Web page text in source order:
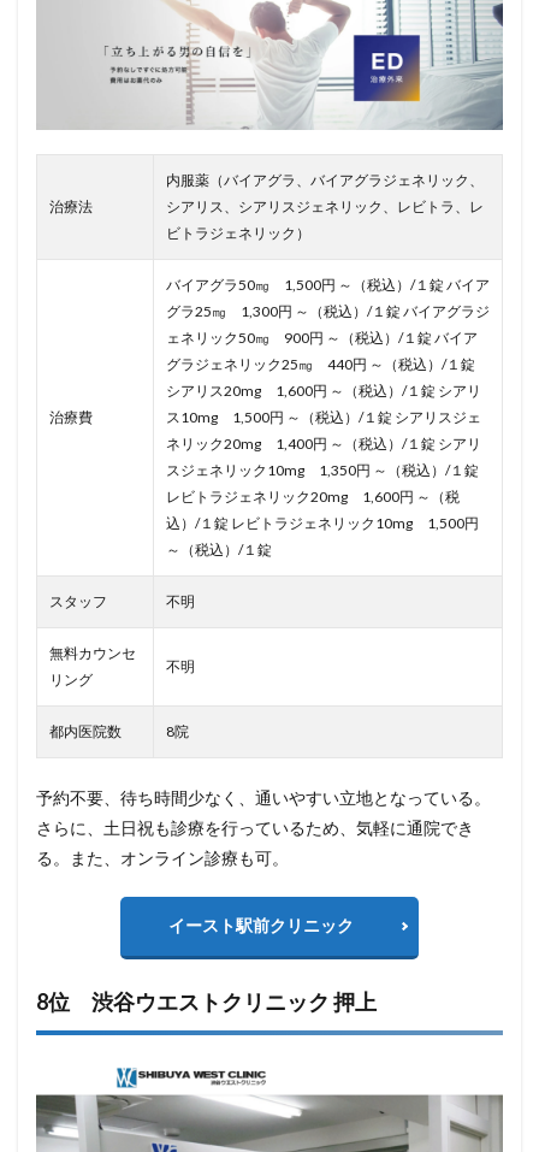
治療法
内服薬（バイアグラ、バイアグラジェネリック、
シアリス、シアリスジェネリック、レビトラ、レ
ビトラジェネリック）
治療費
バイアグラ50㎎ 1,500円 ～（税込）/１錠 バイア
グラ25㎎ 1,300円 ～（税込）/１錠 バイアグラジ
ェネリック50㎎ 900円 ～（税込）/１錠 バイア
グラジェネリック25㎎ 440円 ～（税込）/１錠
シアリス20mg 1,600円 ～（税込）/１錠 シアリ
ス10mg 1,500円 ～（税込）/１錠 シアリスジェ
ネリック20mg 1,400円 ～（税込）/１錠 シアリ
スジェネリック10mg 1,350円 ～（税込）/１錠
レビトラジェネリック20mg 1,600円 ～（税
込）/１錠 レビトラジェネリック10mg 1,500円
～（税込）/１錠
スタッフ 不明
無料カウンセ
リング
不明
都内医院数 8院
予約不要、待ち時間少なく、通いやすい立地となっている。
さらに、土日祝も診療を行っているため、気軽に通院でき
る。また、オンライン診療も可。
イースト駅前クリニック
8位 渋谷ウエストクリニック 押上